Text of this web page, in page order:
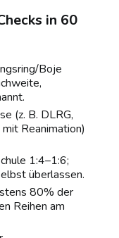
in 60
Boje
(z. B. DLRG,
Reanimation)
1:4–1:6;
überlassen.
80% der
Reihen am